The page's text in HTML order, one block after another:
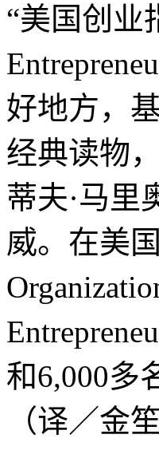
“美国创业
好地方，
经典读物
蒂夫·马
威。在美
和6,000多
（译／金笙